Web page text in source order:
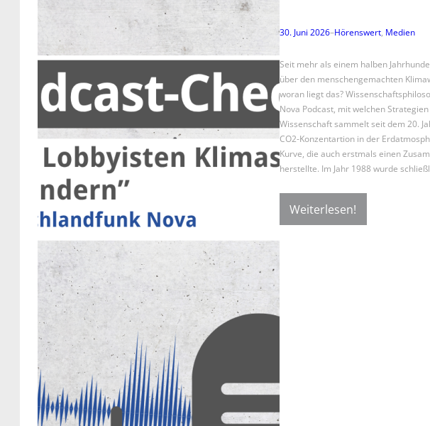
30. Juni 2026–Hörenswert, Medien
Seit mehr als einem halben
über den menschengemachten
woran liegt das?
Nova Podcast, mit welchen
Wissenschaft sammelt seit dem 20.
CO2-Konzentartion in der
Kurve, die auch erstmals einen
herstellte. Im Jahr 1988 wurde
Weiterlesen!